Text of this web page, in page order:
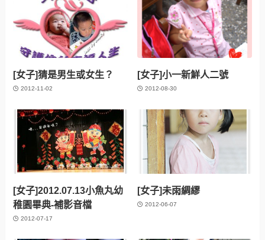
[女子]猜是男生或女生？
2012-11-02
[女子]小一新鮮人二號
2012-08-30
[女子]2012.07.13小魚丸幼
稚園畢典-補影音檔
2012-07-17
[女子]未雨綢繆
2012-06-07